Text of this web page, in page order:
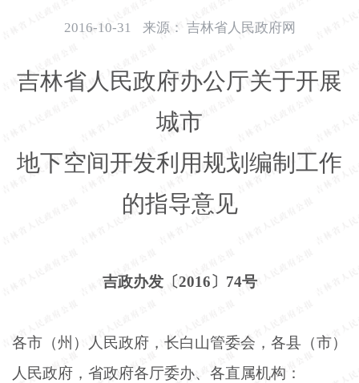
2016-10-31 来源： 吉林省人民政府网
吉林省人民政府办公厅关于开展
城市
地下空间开发利用规划编制工作
的指导意见
吉政办发〔2016〕74号
各市（州）人民政府，长白山管委会，各县（市）
人民政府，省政府各厅委办、各直属机构：